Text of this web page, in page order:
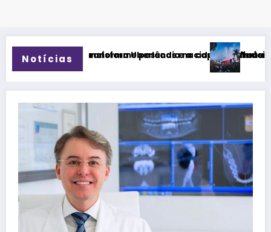
Notícias
e a cidade”, afirma Lucas Cordeiro
na capital da música durante dois dias de
Tudo sobre o Festival Timbre 2026: